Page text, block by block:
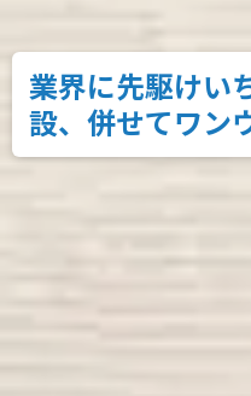
業界に先駆けい
設、併せてワン